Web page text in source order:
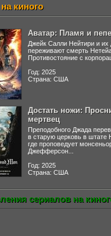
киного
Аватар: Пламя и
Джейк Салли Нейтири и их
переживают смерть
Противостояние с
Год: 2025
Страна: США
Достать ножи:
мертвец
Преподобного Джада
в старую церковь в штате
где проповедует
Джефферсон...
Год: 2025
Страна: США
сериалов на